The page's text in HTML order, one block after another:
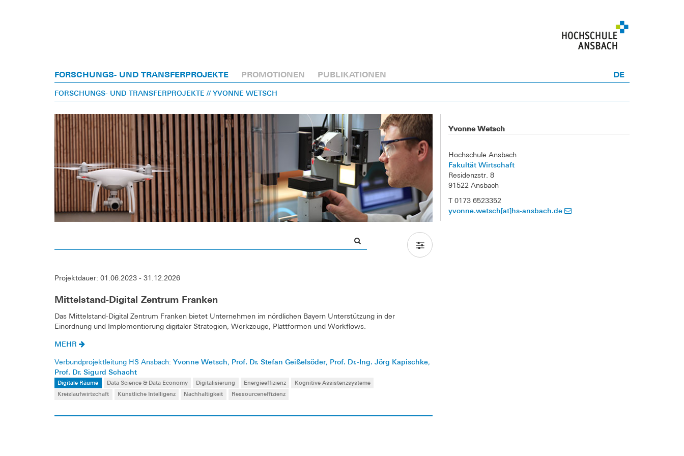
FORSCHUNGS- UND TRANSFERPROJEKTE PROMOTIONEN PUBLIKATIONEN DE
FORSCHUNGS- UND TRANSFERPROJEKTE // YVONNE WETSCH
Projektdauer: 01.06.2023 - 31.12.2026
Mittelstand-Digital Zentrum Franken
Das Mittelstand-Digital Zentrum Franken bietet Unternehmen im nördlichen Bayern Unterstützung in der
Einordnung und Implementierung digitaler Strategien, Werkzeuge, Plattformen und Workflows.
MEHR
Verbundprojektleitung HS Ansbach: Yvonne Wetsch, Prof. Dr. Stefan Geißelsöder, Prof. Dr.-Ing. Jörg Kapischke,
Prof. Dr. Sigurd Schacht
Digitale Räume Data Science & Data Economy Digitalisierung Energieeffizienz
Kognitive Assistenzsysteme
Kreislaufwirtschaft
Künstliche Intelligenz Nachhaltigkeit Ressourceneffizienz
Yvonne Wetsch
Hochschule Ansbach
Fakultät Wirtschaft
Residenzstr. 8
91522 Ansbach
T 0173 6523352
yvonne.wetsch[at]hs-ansbach.de